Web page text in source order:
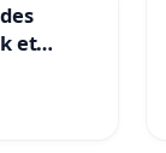
et